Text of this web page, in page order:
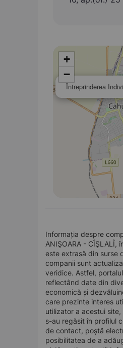
Întreprinderea
+
−
Informația despre
ANIŞOARA -
este extrasă din surse
companii sunt
veridice. Astfel,
reflectând date din
economică și
care prezinte interes
utilizator a acestui
s-au regăsit în profilul
de contact, poștă
posibilitatea de a